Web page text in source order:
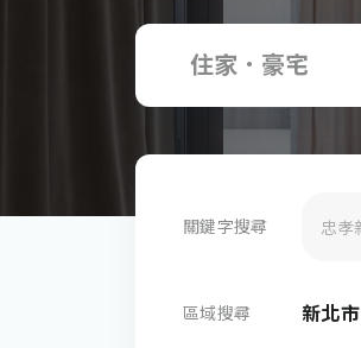
住家．豪宅
關鍵字搜尋
區域搜尋 新北市